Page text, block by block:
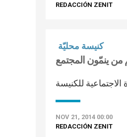
REDACCIÓN ZENIT
كنيسة محليّة
للكنيسة
NOV 21, 2014 00:00
REDACCIÓN ZENIT